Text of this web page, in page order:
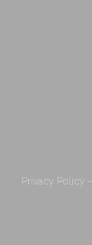
Privacy Policy -